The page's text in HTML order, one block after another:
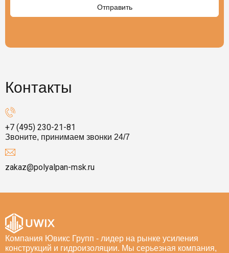
Контакты
+7 (495) 230-21-81
Звоните, принимаем звонки 24/7
zakaz@polyalpan-msk.ru
Компания Ювикс Групп - лидер на рынке усиления
конструкций и гидроизоляции. Мы серьезная компания,